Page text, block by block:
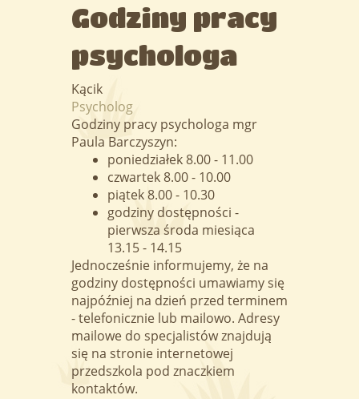
Godziny pracy
psychologa
Kącik
Psycholog
Godziny pracy psychologa mgr
Paula Barczyszyn:
poniedziałek 8.00 - 11.00
czwartek 8.00 - 10.00
piątek 8.00 - 10.30
godziny dostępności -
pierwsza środa miesiąca
13.15 - 14.15
Jednocześnie informujemy, że na
godziny dostępności umawiamy się
najpóźniej na dzień przed terminem
- telefonicznie lub mailowo. Adresy
mailowe do specjalistów znajdują
się na stronie internetowej
przedszkola pod znaczkiem
kontaktów.